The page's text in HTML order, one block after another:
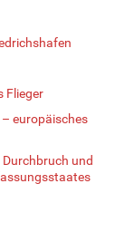
Flieger
europäisches
und